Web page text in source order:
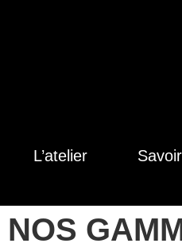
L’atelier
NOS